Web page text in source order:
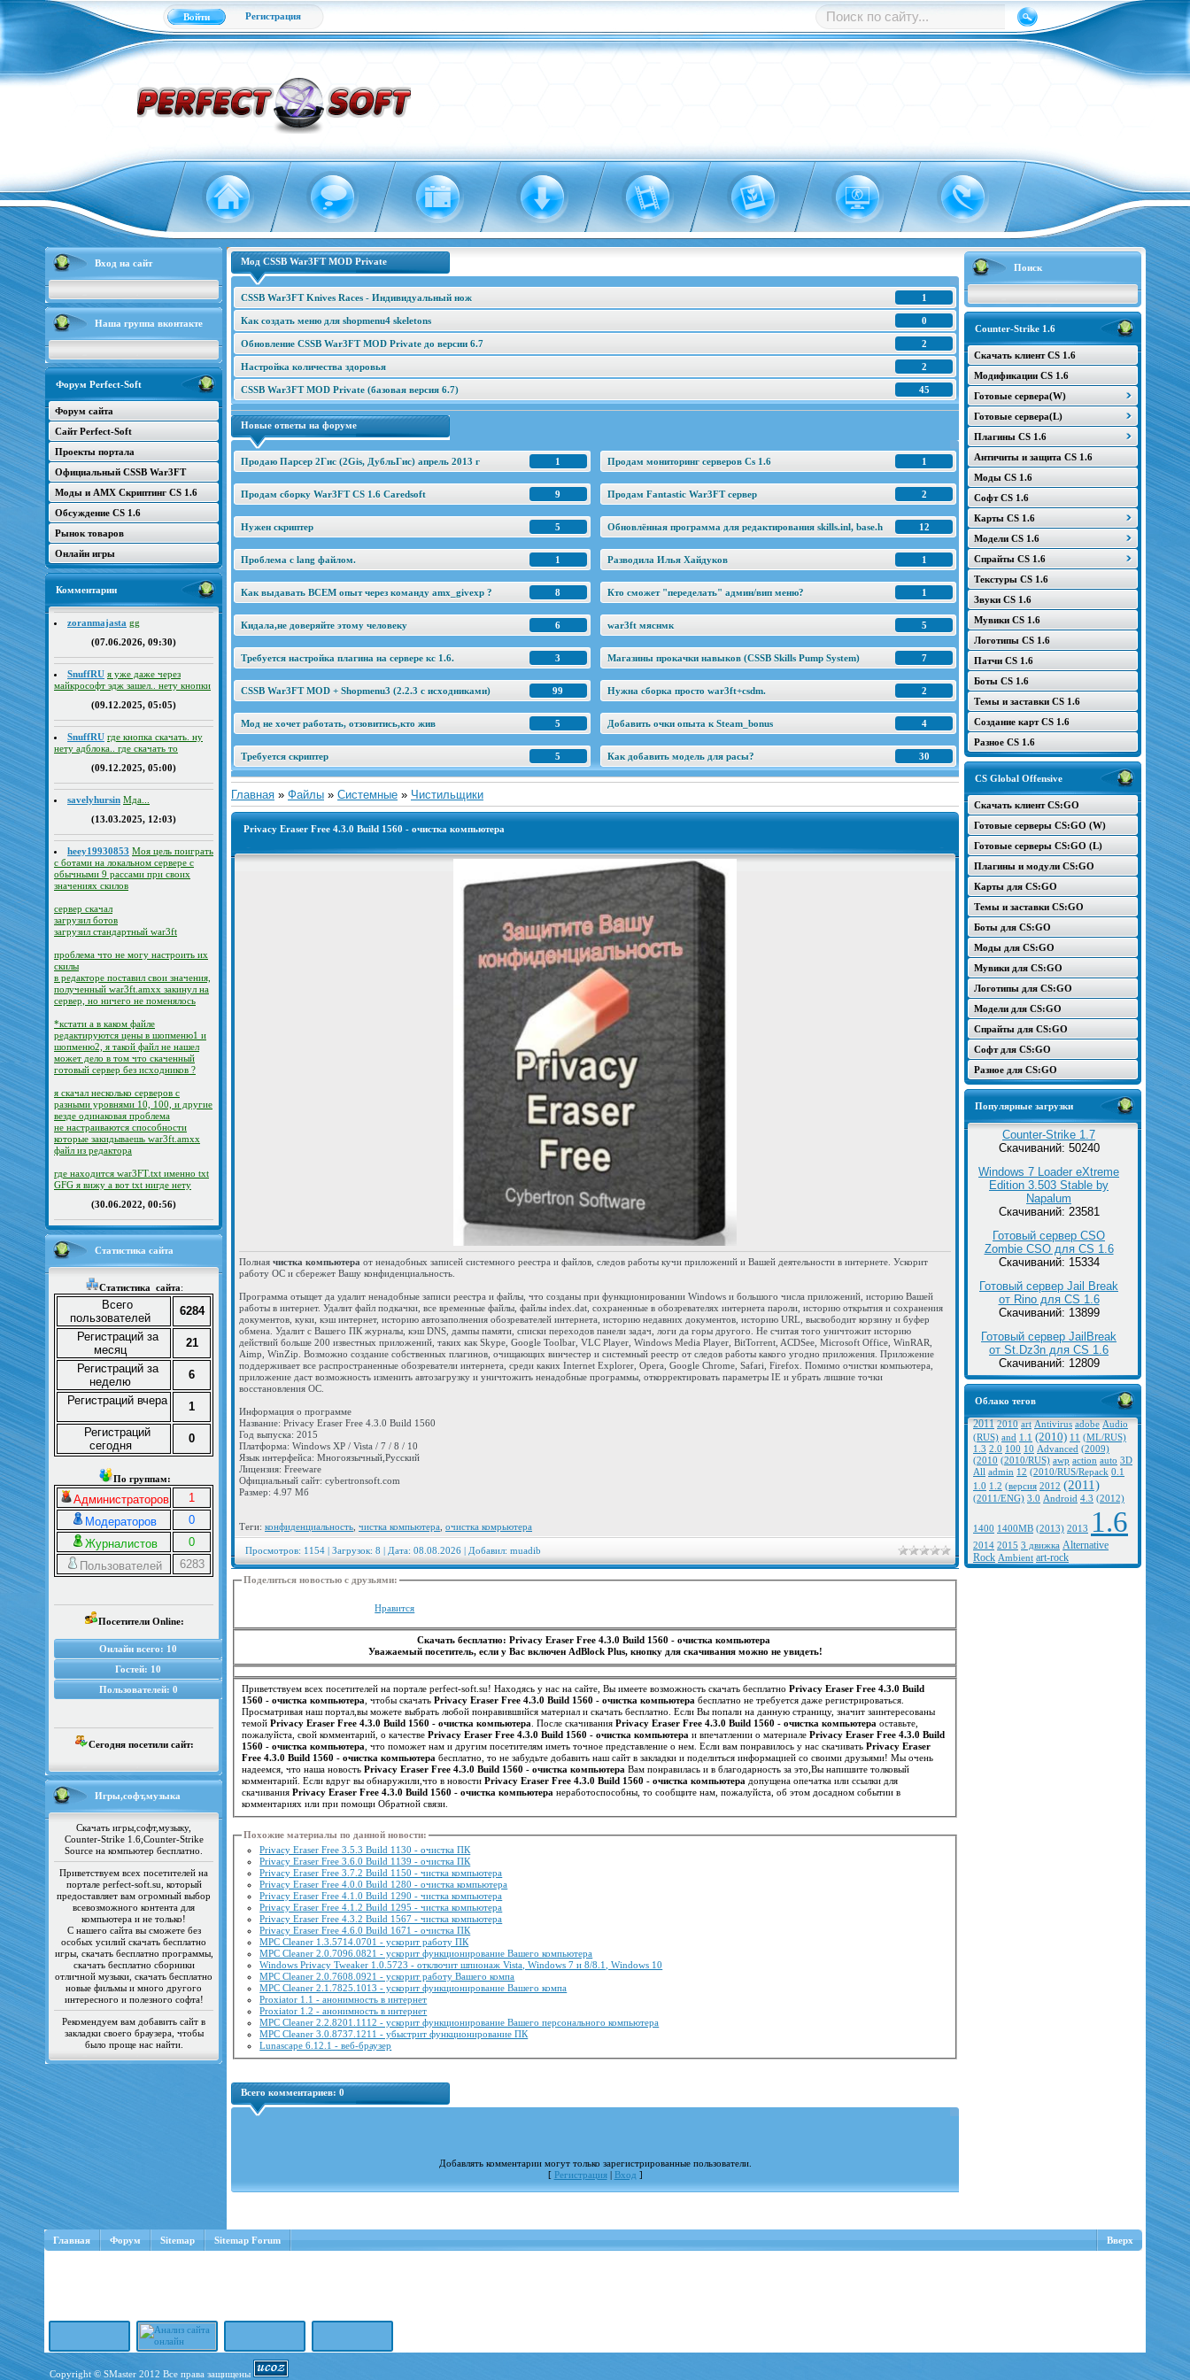
Войти Регистрация
Вход на сайт
Наша группа вконтакте
Форум Perfect-Soft
Форум сайта
Сайт Perfect-Soft
Проекты портала
Официальный CSSB War3FT
Моды и AMX Скриптинг CS 1.6
Обсуждение CS 1.6
Рынок товаров
Онлайн игры
Комментарии
zoranmajasta gg
(07.06.2026, 09:30)
SnuffRU я уже даже через
майкрософт эдж зашел.. нету кнопки
(09.12.2025, 05:05)
SnuffRU где кнопка скачать. ну
нету адблока.. где скачать то
(09.12.2025, 05:00)
savelyhursin Мда...
(13.03.2025, 12:03)
heey19930853 Моя цель поиграть
с ботами на локальном сервере с
обычными 9 рассами при своих
значениях скилов
сервер скачал
загрузил ботов
загрузил стандартный war3ft
проблема что не могу настроить их
скилы
в редакторе поставил свои значения,
полученный war3ft.amxx закинул на
сервер, но ничего не поменялось
*кстати а в каком файле
редактируются цены в шопменю1 и
шопменю2, я такой файл не нашел
может дело в том что скаченный
готовый сервер без исходников ?
я скачал несколько серверов с
разными уровнями 10, 100, и другие
везде одинаковая проблема
не настраиваются способности
которые закидываешь war3ft.amxx
файл из редактора
где находится war3FT.txt именно txt
GFG я вижу а вот txt нигде нету
(30.06.2022, 00:56)
Статистика сайта
Статистика сайта:
Всего
пользователей
6284
Регистраций за
месяц
21
Регистраций за
неделю
6
Регистраций вчера
1
Регистраций
сегодня
0
По группам:
Администраторов
1
Модераторов
0
Журналистов
0
Пользователей
6283
Посетители Online:
Онлайн всего: 10
Гостей: 10
Пользователей: 0
Сегодня посетили сайт:
Игры,софт,музыка
Скачать игры,софт,музыку,
Counter-Strike 1.6,Counter-Strike
Source на компьютер бесплатно.
Приветствуем всех посетителей на
портале perfect-soft.su, который
предоставляет вам огромный выбор
всевозможного контента для
компьютера и не только!
С нашего сайта вы сможете без
особых усилий скачать бесплатно
игры, скачать бесплатно программы,
скачать бесплатно сборники
отличной музыки, скачать бесплатно
новые фильмы и много другого
интересного и полезного софта!
Рекомендуем вам добавить сайт в
закладки своего браузера, чтобы
было проще нас найти.
Поиск
Counter-Strike 1.6
Скачать клиент CS 1.6
Модификации CS 1.6
Готовые сервера(W)
Готовые сервера(L)
Плагины CS 1.6
Античиты и защита CS 1.6
Моды CS 1.6
Софт CS 1.6
Карты CS 1.6
Модели CS 1.6
Спрайты CS 1.6
Текстуры CS 1.6
Звуки CS 1.6
Мувики CS 1.6
Логотипы CS 1.6
Патчи CS 1.6
Боты CS 1.6
Темы и заставки CS 1.6
Создание карт CS 1.6
Разное CS 1.6
CS Global Offensive
Скачать клиент CS:GO
Готовые серверы CS:GO (W)
Готовые серверы CS:GO (L)
Плагины и модули CS:GO
Карты для CS:GO
Темы и заставки CS:GO
Боты для CS:GO
Моды для CS:GO
Мувики для CS:GO
Логотипы для CS:GO
Модели для CS:GO
Спрайты для CS:GO
Софт для CS:GO
Разное для CS:GO
Популярные загрузки
Counter-Strike 1.7
Скачиваний: 50240
Windows 7 Loader eXtreme
Edition 3.503 Stable by
Napalum
Скачиваний: 23581
Готовый сервер CSO
Zombie CSO для CS 1.6
Скачиваний: 15334
Готовый сервер Jail Break
от Rino для CS 1.6
Скачиваний: 13899
Готовый сервер JailBreak
от St.Dz3n для CS 1.6
Скачиваний: 12809
Облако тегов
2011 2010 art Antivirus adobe Audio
(RUS) and 1.1 (2010) 11 (ML/RUS)
1.3 2.0 100 10 Advanced (2009)
(2010 (2010/RUS) awp action auto 3D
All admin 12 (2010/RUS/Repack 0.1
1.0 1.2 (версия 2012 (2011)
(2011/ENG) 3.0 Android 4.3 (2012)
1400 1400MB (2013) 2013 1.6
2014 2015 3 движка Alternative
Rock Ambient art-rock
Мод CSSB War3FT MOD Private
1
CSSB War3FT Knives Races - Индивидуальный нож
0
Как создать меню для shopmenu4 skeletons
2
Обновление CSSB War3FT MOD Private до версии 6.7
2
Настройка количества здоровья
45
CSSB War3FT MOD Private (базовая версия 6.7)
Новые ответы на форуме
1
Продаю Парсер 2Гис (2Gis, ДубльГис) апрель 2013 г 1
Продам мониторинг серверов Cs 1.6
9
Продам сборку War3FT CS 1.6 Caredsoft 2
Продам Fantastic War3FT сервер
5
Нужен скриптер 12
Обновлённая программа для редактирования skills.inl, base.h
1
Проблема с lang файлом. 1
Разводила Илья Хайдуков
8
Как выдавать ВСЕМ опыт через команду amx_givexp ? 1
Кто сможет "переделать" админ/вип меню?
6
Кидала,не доверяйте этому человеку 5
war3ft мяснмк
3
Требуется настройка плагина на сервере кс 1.6. 7
Магазины прокачки навыков (CSSB Skills Pump System)
99
CSSB War3FT MOD + Shopmenu3 (2.2.3 c исходниками) 2
Нужна сборка просто war3ft+csdm.
5
Мод не хочет работать, отзовитись,кто жив 4
Добавить очки опыта к Steam_bonus
5
Требуется скриптер 30
Как добавить модель для расы?
Главная » Файлы » Системные » Чистильщики
Privacy Eraser Free 4.3.0 Build 1560 - очистка компьютера
Полная чистка компьютера от ненадобных записей системного реестра и файлов, следов работы кучи приложений и Вашей деятельности в интернете. Ускорит
работу ОС и сбережет Вашу конфиденциальность.
Программа отыщет да удалит ненадобные записи реестра и файлы, что созданы при функционировании Windows и большого числа приложений, историю Вашей
работы в интернет. Удалит файл подкачки, все временные файлы, файлы index.dat, сохраненные в обозревателях интернета пароли, историю открытия и сохранения
документов, куки, кэш интернет, историю автозаполнения обозревателей интернета, историю недавних документов, историю URL, высвободит корзину и буфер
обмена. Удалит с Вашего ПК журналы, кэш DNS, дампы памяти, списки переходов панели задач, логи да горы другого. Не считая того уничтожит историю
действий больше 200 известных приложений, таких как Skype, Google Toolbar, VLC Player, Windows Media Player, BitTorrent, ACDSee, Microsoft Office, WinRAR,
Aimp, WinZip. Возможно создание собственных плагинов, очищающих винчестер и системный реестр от следов работы какого угодно приложения. Приложение
поддерживает все распространенные обозреватели интернета, среди каких Internet Explorer, Opera, Google Chrome, Safari, Firefox. Помимо очистки компьютера,
приложение даст возможность изменить автозагрузку и уничтожить ненадобные программы, откорректировать параметры IE и убрать лишние точки
восстановления ОС.
Информация о программе
Название: Privacy Eraser Free 4.3.0 Build 1560
Год выпуска: 2015
Платформа: Windows XP / Vista / 7 / 8 / 10
Язык интерфейса: Многоязычный,Русский
Лицензия: Freeware
Официальный сайт: cybertronsoft.com
Размер: 4.97 Мб
Теги: конфиденциальность чистка компьютера очистка комрьютера
Просмотров: 1154 | Загрузок: 8 | Дата: 08.08.2026 | Добавил: muadib
Поделиться новостью с друзьями:
Нравится
Скачать бесплатно: Privacy Eraser Free 4.3.0 Build 1560 - очистка компьютера
Уважаемый посетитель, если у Вас включен AdBlock Plus, кнопку для скачивания можно не увидеть!
Приветствуем всех посетителей на портале perfect-soft.su! Находясь у нас на сайте, Вы имеете возможность скачать бесплатноPrivacy Eraser Free 4.3.0 Build
1560 - очистка компьютера , чтобы скачатьPrivacy Eraser Free 4.3.0 Build 1560 - очистка компьютера бесплатно не требуется даже регистрироваться.
Просматривая наш портал,вы можете выбрать любой понравившийся материал и скачать бесплатно. Если Вы попали на данную страницу, значит заинтересованы
темойPrivacy Eraser Free 4.3.0 Build 1560 - очистка компьютера . После скачиванияPrivacy Eraser Free 4.3.0 Build 1560 - очистка компьютера оставьте,
пожалуйста, свой комментарий, о качествеPrivacy Eraser Free 4.3.0 Build 1560 - очистка компьютера и впечатлении о материалеPrivacy Eraser Free 4.3.0 Build
1560 - очистка компьютера
, что поможет нам и другим посетителям иметь точное представление о нем. Если вам понравилось у нас скачиватьPrivacy Eraser
Free 4.3.0 Build 1560 - очистка компьютера бесплатно, то не забудьте добавить наш сайт в закладки и поделиться информацией со своими друзьями! Мы очень
надеемся, что наша новостьPrivacy Eraser Free 4.3.0 Build 1560 - очистка компьютера Вам понравилась и в благодарность за это,Вы напишите толковый
комментарий. Если вдруг вы обнаружили,что в новостиPrivacy Eraser Free 4.3.0 Build 1560 - очистка компьютера допущена опечатка или ссылки для
скачиванияPrivacy Eraser Free 4.3.0 Build 1560 - очистка компьютера неработоспособны, то сообщите нам, пожалуйста, об этом досадном событии в
комментариях или при помощи Обратной связи.
Похожие материалы по данной новости:
Privacy Eraser Free 3.5.3 Build 1130 - очистка ПК
Privacy Eraser Free 3.6.0 Build 1139 - очистка ПК
Privacy Eraser Free 3.7.2 Build 1150 - чистка компьютера
Privacy Eraser Free 4.0.0 Build 1280 - очистка компьютера
Privacy Eraser Free 4.1.0 Build 1290 - чистка компьютера
Privacy Eraser Free 4.1.2 Build 1295 - чистка компьютера
Privacy Eraser Free 4.3.2 Build 1567 - чистка компьютера
Privacy Eraser Free 4.6.0 Build 1671 - очистка ПК
MPC Cleaner 1.3.5714.0701 - ускорит работу ПК
MPC Cleaner 2.0.7096.0821 - ускорит функционирование Вашего компьютера
Windows Privacy Tweaker 1.0.5723 - отключит шпионаж Vista, Windows 7 и 8/8.1, Windows 10
MPC Cleaner 2.0.7608.0921 - ускорит работу Вашего компа
MPC Cleaner 2.1.7825.1013 - ускорит функционирование Вашего компа
Proxiator 1.1 - анонимность в интернет
Proxiator 1.2 - анонимность в интернет
MPC Cleaner 2.2.8201.1112 - ускорит функционирование Вашего персонального компьютера
MPC Cleaner 3.0.8737.1211 - убыстрит функционирование ПК
Lunascape 6.12.1 - веб-браузер
Всего комментариев: 0
Добавлять комментарии могут только зарегистрированные пользователи.
[ Регистрация| Вход ]
Главная Форум Sitemap Sitemap Forum Вверх
Copyright © SMaster 2012 Все права защищены